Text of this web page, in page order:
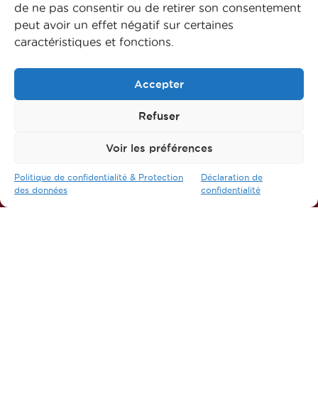
de ne pas consentir ou de retirer son consentement
peut avoir un effet négatif sur certaines
caractéristiques et fonctions.
Accepter
Refuser
Voir les préférences
Politique de confidentialité & Protection
des données
Déclaration de
confidentialité
Suivez-nous sur nos réseaux